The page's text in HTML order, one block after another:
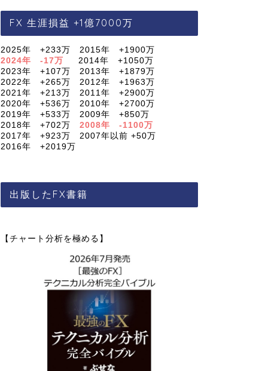
FX 生涯損益 +1億7000万
2025年 +233万 2015年 +1900万
2024年 -17万
2014年 +1050万
2023年 +107万 2013年 +1879万
2022年 +265万 2012年 +1963万
2021年 +213万 2011年 +2900万
2020年 +536万 2010年 +2700万
2019年 +533万 2009年 +850万
2018年 +702万 2008年 -1100万
2017年 +923万 2007年以前 +50万
2016年 +2019万
出版したFX書籍
【チャート分析を極める】